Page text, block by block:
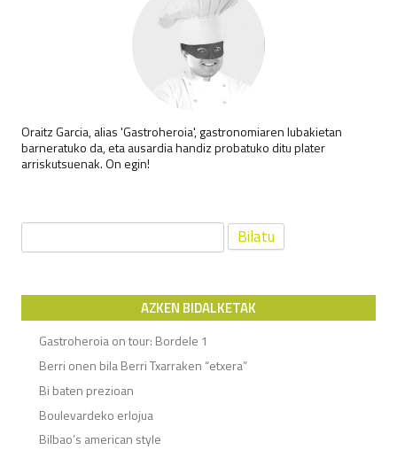
Oraitz Garcia, alias 'Gastroheroia', gastronomiaren lubakietan
barneratuko da, eta ausardia handiz probatuko ditu plater
arriskutsuenak. On egin!
Bilatu:
AZKEN BIDALKETAK
Gastroheroia on tour: Bordele 1
Berri onen bila Berri Txarraken “etxera”
Bi baten prezioan
Boulevardeko erlojua
Bilbao’s american style